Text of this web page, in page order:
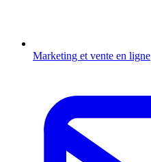
Marketing et vente en ligne